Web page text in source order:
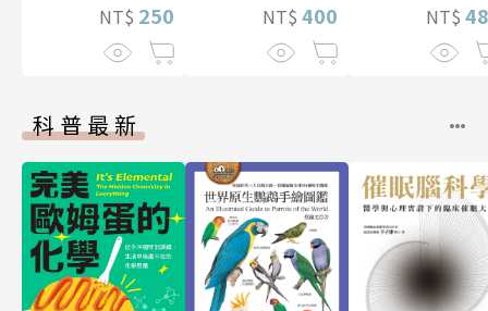
NT$ 250 NT$ 400 NT$
科普最新